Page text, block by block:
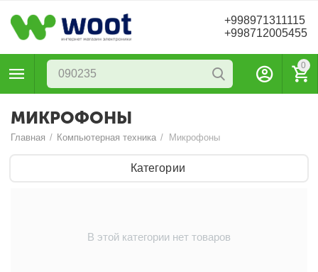
+998971311115
+998712005455
0
МИКРОФОНЫ
Главная / Компьютерная техника / Микрофоны
Категории
В этой категории нет товаров